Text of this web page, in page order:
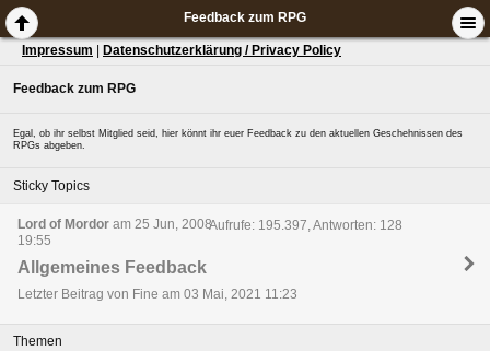
Feedback zum RPG
Impressum Datenschutzerklärung / Privacy Policy
Feedback zum RPG
Egal, ob ihr selbst Mitglied seid, hier könnt ihr euer Feedback zu den aktuellen Geschehnissen des
RPGs abgeben.
Sticky Topics
Lord of Mordor am 25 Jun, 2008
19:55
Aufrufe: 195.397, Antworten: 128
Allgemeines Feedback
Letzter Beitrag von Fine am 03 Mai, 2021 11:23
Themen